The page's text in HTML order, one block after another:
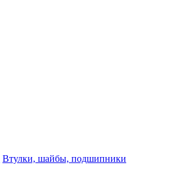
Втулки, шайбы, подшипники